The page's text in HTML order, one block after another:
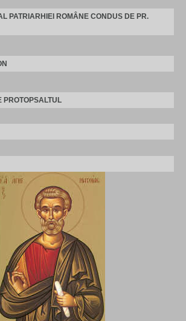
PATRIARHIEI ROMÂNE CONDUS DE PR.
PROTOPSALTUL